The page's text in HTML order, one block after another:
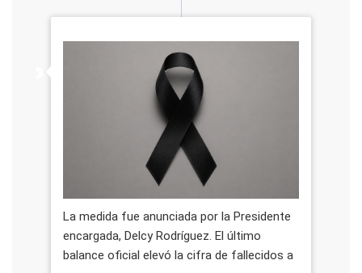
La medida fue anunciada por la Presidente
encargada, Delcy Rodríguez. El último
balance oficial elevó la cifra de fallecidos a